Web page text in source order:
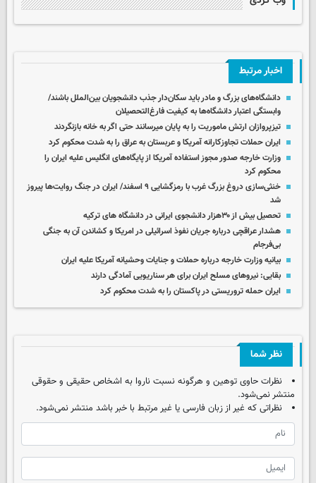
اخبار مرتبط
دانشگاه‌های بزرگ و مادر باید سکان‌دار جذب دانشجویان بین‌الملل باشند/
وابستگی اعتبار دانشگاه‌ها به کیفیت فارغ‌التحصیلان
تیزپروازان ارتش ماموریت را به پایان میرسانند حتی اگر به خانه بازنگردند
ایران حملات تجاوزکارانه آمریکا و عربستان به عراق را به شدت محکوم کرد
وزارت خارجه صدور مجوز استفاده آمریکا از پایگاه‌های انگلیس علیه ایران را
محکوم کرد
خنثی‌سازی دروغ بزرگ غرب با رمزگشایی ۹ اسفند/ ایران در جنگ روایت‌ها پیروز
شد
تحصیل بیش از ۳۰هزار دانشجوی ایرانی در دانشگاه های ترکیه
هشدار عراقچی درباره جریان نفوذ اسرائیلی در امریکا و کشاندن آن به جنگی
بی‌فرجام
بیانیه وزارت خارجه درباره حملات و جنایات وحشیانه آمریکا علیه ایران
بقایی: نیروهای مسلح ایران برای هر سناریویی آمادگی دارند
ایران حمله تروریستی در پاکستان را به شدت محکوم کرد
نظر شما
نظرات حاوی توهین و هرگونه نسبت ناروا به اشخاص حقیقی و حقوقی
منتشر نمی‌شود.
نظراتی که غیر از زبان فارسی یا غیر مرتبط با خبر باشد منتشر نمی‌شود.